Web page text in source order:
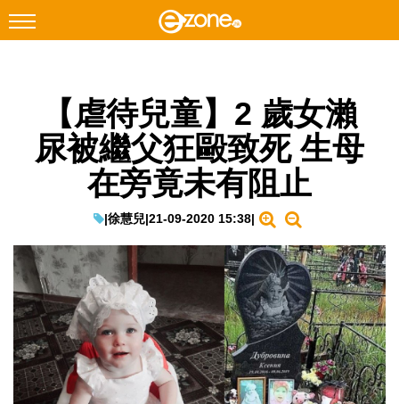
Facebook Instagram
科技焦點
教學評測
EduTech
IT Times
生成式AI與雲端應用
Enterprise Digital Transformation
【虐待兒童】2 歲女瀨
尿被繼父狂毆致死 生母
在旁竟未有阻止
|徐慧兒|21-09-2020 15:38|